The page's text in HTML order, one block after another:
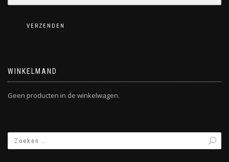
VERZENDEN
WINKELMAND
Geen producten in de winkelwagen.